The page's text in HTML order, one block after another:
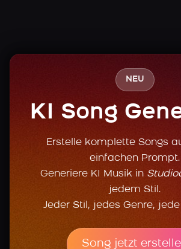
NEU
KI Song
Erstelle komplette Songs
einfachen Prompt.
Generiere KI Musik in
jedem Stil.
Jeder Stil, jedes Genre,
Song jetzt